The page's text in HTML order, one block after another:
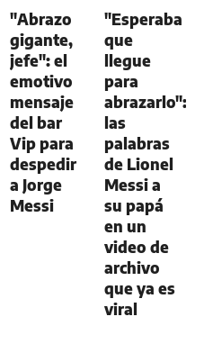
"Abrazo
gigante,
jefe": el
emotivo
mensaje
del bar
Vip para
despedir
a Jorge
Messi
"Esperaba
que
llegue
para
abrazarlo":
las
palabras
de Lionel
Messi a
su papá
en un
video de
archivo
que ya es
viral